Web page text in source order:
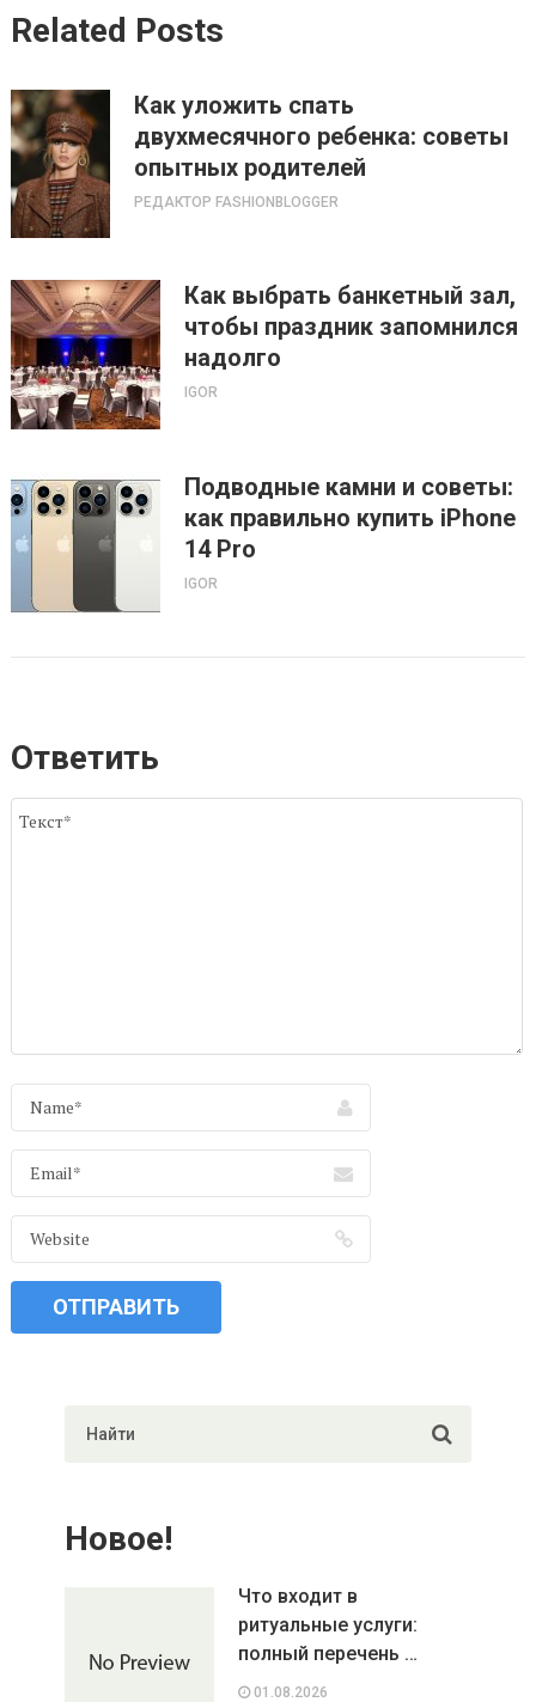
Related Posts
Как уложить спать
двухмесячного ребенка: советы
опытных родителей
РЕДАКТОР FASHIONBLOGGER
Как выбрать банкетный зал,
чтобы праздник запомнился
надолго
IGOR
Подводные камни и советы:
как правильно купить iPhone
14 Pro
IGOR
Ответить
Новое!
Что входит в
ритуальные услуги:
полный перечень …
01.08.2026